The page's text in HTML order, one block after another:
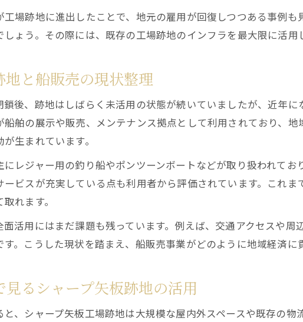
船販売事業による矢板経済の
船販売とデカーレ矢板イベン
跡地活用における船販売の可
地域経済における船販売の役割と課
船販売が地域経済活性化に果
船の販売事業による経済再生
地域経済と船販売の相互作用
再開発で生まれる新たな価値と街の
船販売と再開発がもたらす街
場跡地に進出したことで、地元の雇用が回復しつつある事例
ょう。その際には、既存の工場跡地のインフラを最大限に活用
地と船販売の現状整理
鎖後、跡地はしばらく未活用の状態が続いていましたが、近年
船舶の展示や販売、メンテナンス拠点として利用されており、
生まれています。
レジャー用の釣り船やポンツーンボートなどが取り扱われて
ビスが充実している点も利用者から評価されています。これ
れます。
活用にはまだ課題も残っています。例えば、交通アクセスや
。こうした現状を踏まえ、船販売事業がどのように地域経済に
見るシャープ矢板跡地の活用
、シャープ矢板工場跡地は大規模な屋内外スペースや既存の